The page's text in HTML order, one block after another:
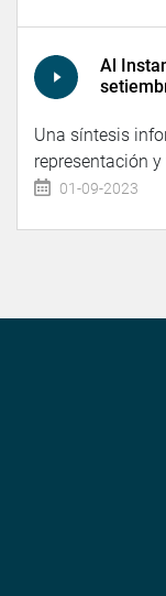
Al
Una síntesis
representación
01-09-2023